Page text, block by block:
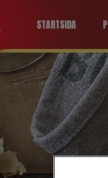
STARTSIDA